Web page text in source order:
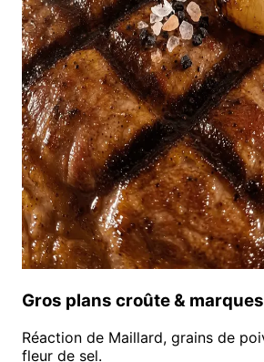
Gros plans croûte &
Réaction de Maillard, grains de
fleur de sel.